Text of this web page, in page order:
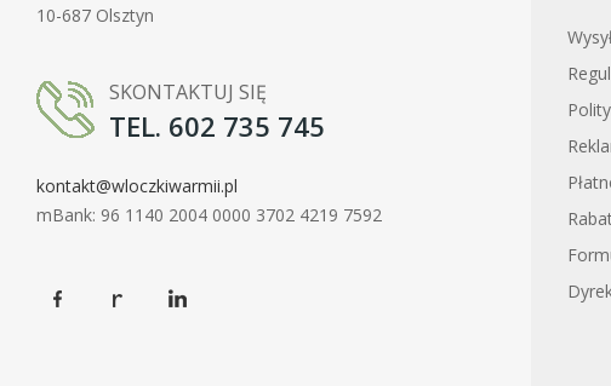
10-687 Olsztyn
SKONTAKTUJ SIĘ
TEL. 602 735 745
kontakt@wloczkiwarmii.pl
mBank: 96 1140 2004 0000 3702 4219 7592